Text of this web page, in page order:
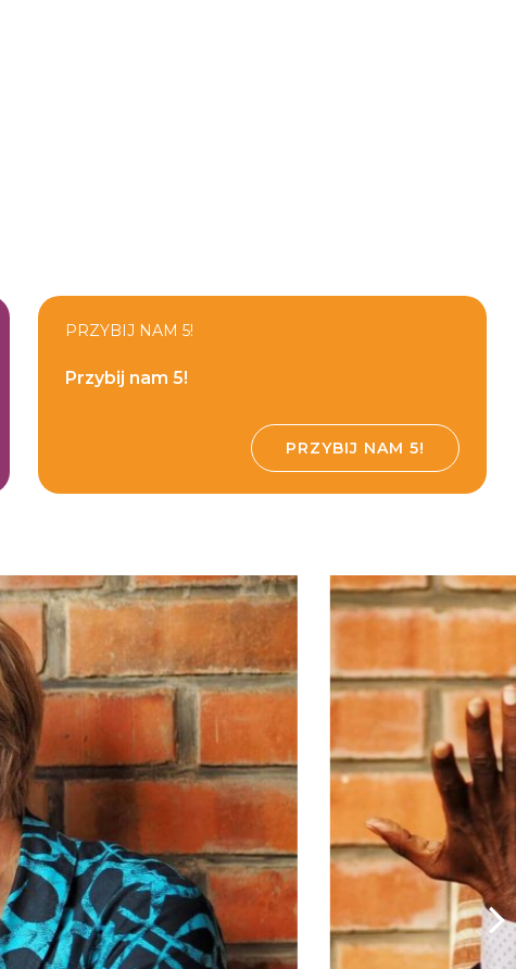
PRZYBIJ NAM 5!
Przybij nam 5!
PRZYBIJ NAM 5!